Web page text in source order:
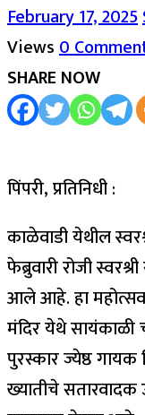
February 17, 2025
Views0
SHARE NOW
पिंपरी, प्रतिनिधी :
काळेवाडी येथील
फेब्रुवारी रोजी
आले आहे. हा
मंदिर येथे सायंकाळी
पुरस्कार ज्येष्ठ गायक
ख्यातीचे सतारवादक